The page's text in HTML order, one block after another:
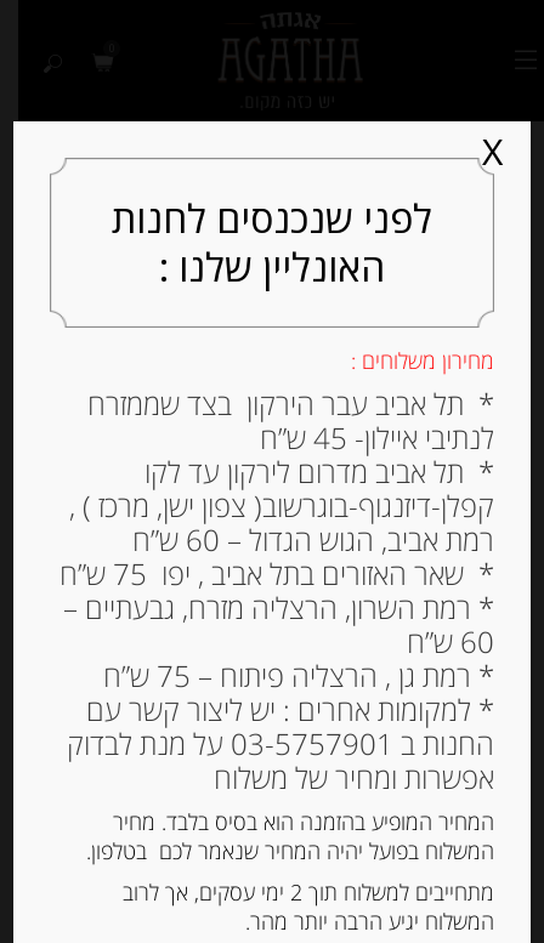
Out of
קוביות פטה כבשים יוונית
בשמן 24% שומן FALANI
₪ 35.00
המלאי אזל
מק"ט:5203756230775
קטגוריות:גבינות ארוזות , גבינות טריות
תגיות:גבינת כבשים , פטה
לפני שנכנסים לחנות
האונליין שלנו :
מחירון משלוחים :
* תל אביב עבר הירקון בצד שממזרח
לנתיבי איילון- 45 ש”ח
* תל אביב מדרום לירקון עד לקו
קפלן-דיזנגוף-בוגרשוב( צפון ישן, מרכז ) ,
רמת אביב, הגוש הגדול – 60 ש”ח
* שאר האזורים בתל אביב , יפו 75 ש”ח
* רמת השרון, הרצליה מזרח, גבעתיים –
60 ש”ח
* רמת גן , הרצליה פיתוח – 75 ש”ח
* למקומות אחרים : יש ליצור קשר עם
החנות ב 03-5757901 על מנת לבדוק
אפשרות ומחיר של משלוח
המחיר המופיע בהזמנה הוא בסיס בלבד. מחיר
המשלוח בפועל יהיה המחיר שנאמר לכם בטלפון.
מתחייבים למשלוח תוך 2 ימי עסקים, אך לרוב
המשלוח יגיע הרבה יותר מהר.
X